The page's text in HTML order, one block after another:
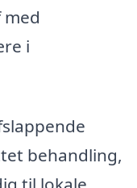
i
behandling,